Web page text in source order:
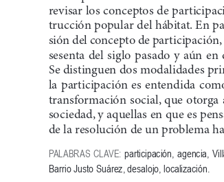
revisar los conceptos de
trucción popular del hábitat. En
sión del concepto de
sesenta  del  siglo  pasado  y  aún  en
Se distinguen dos modalidades
la  participación  es  entendida
transformación social, que
sociedad, y aquellas en que es
de la resolución de un problema h
PALABRAS CLAVE: participación, agencia,
Barrio Justo Suárez, desalojo, localización.